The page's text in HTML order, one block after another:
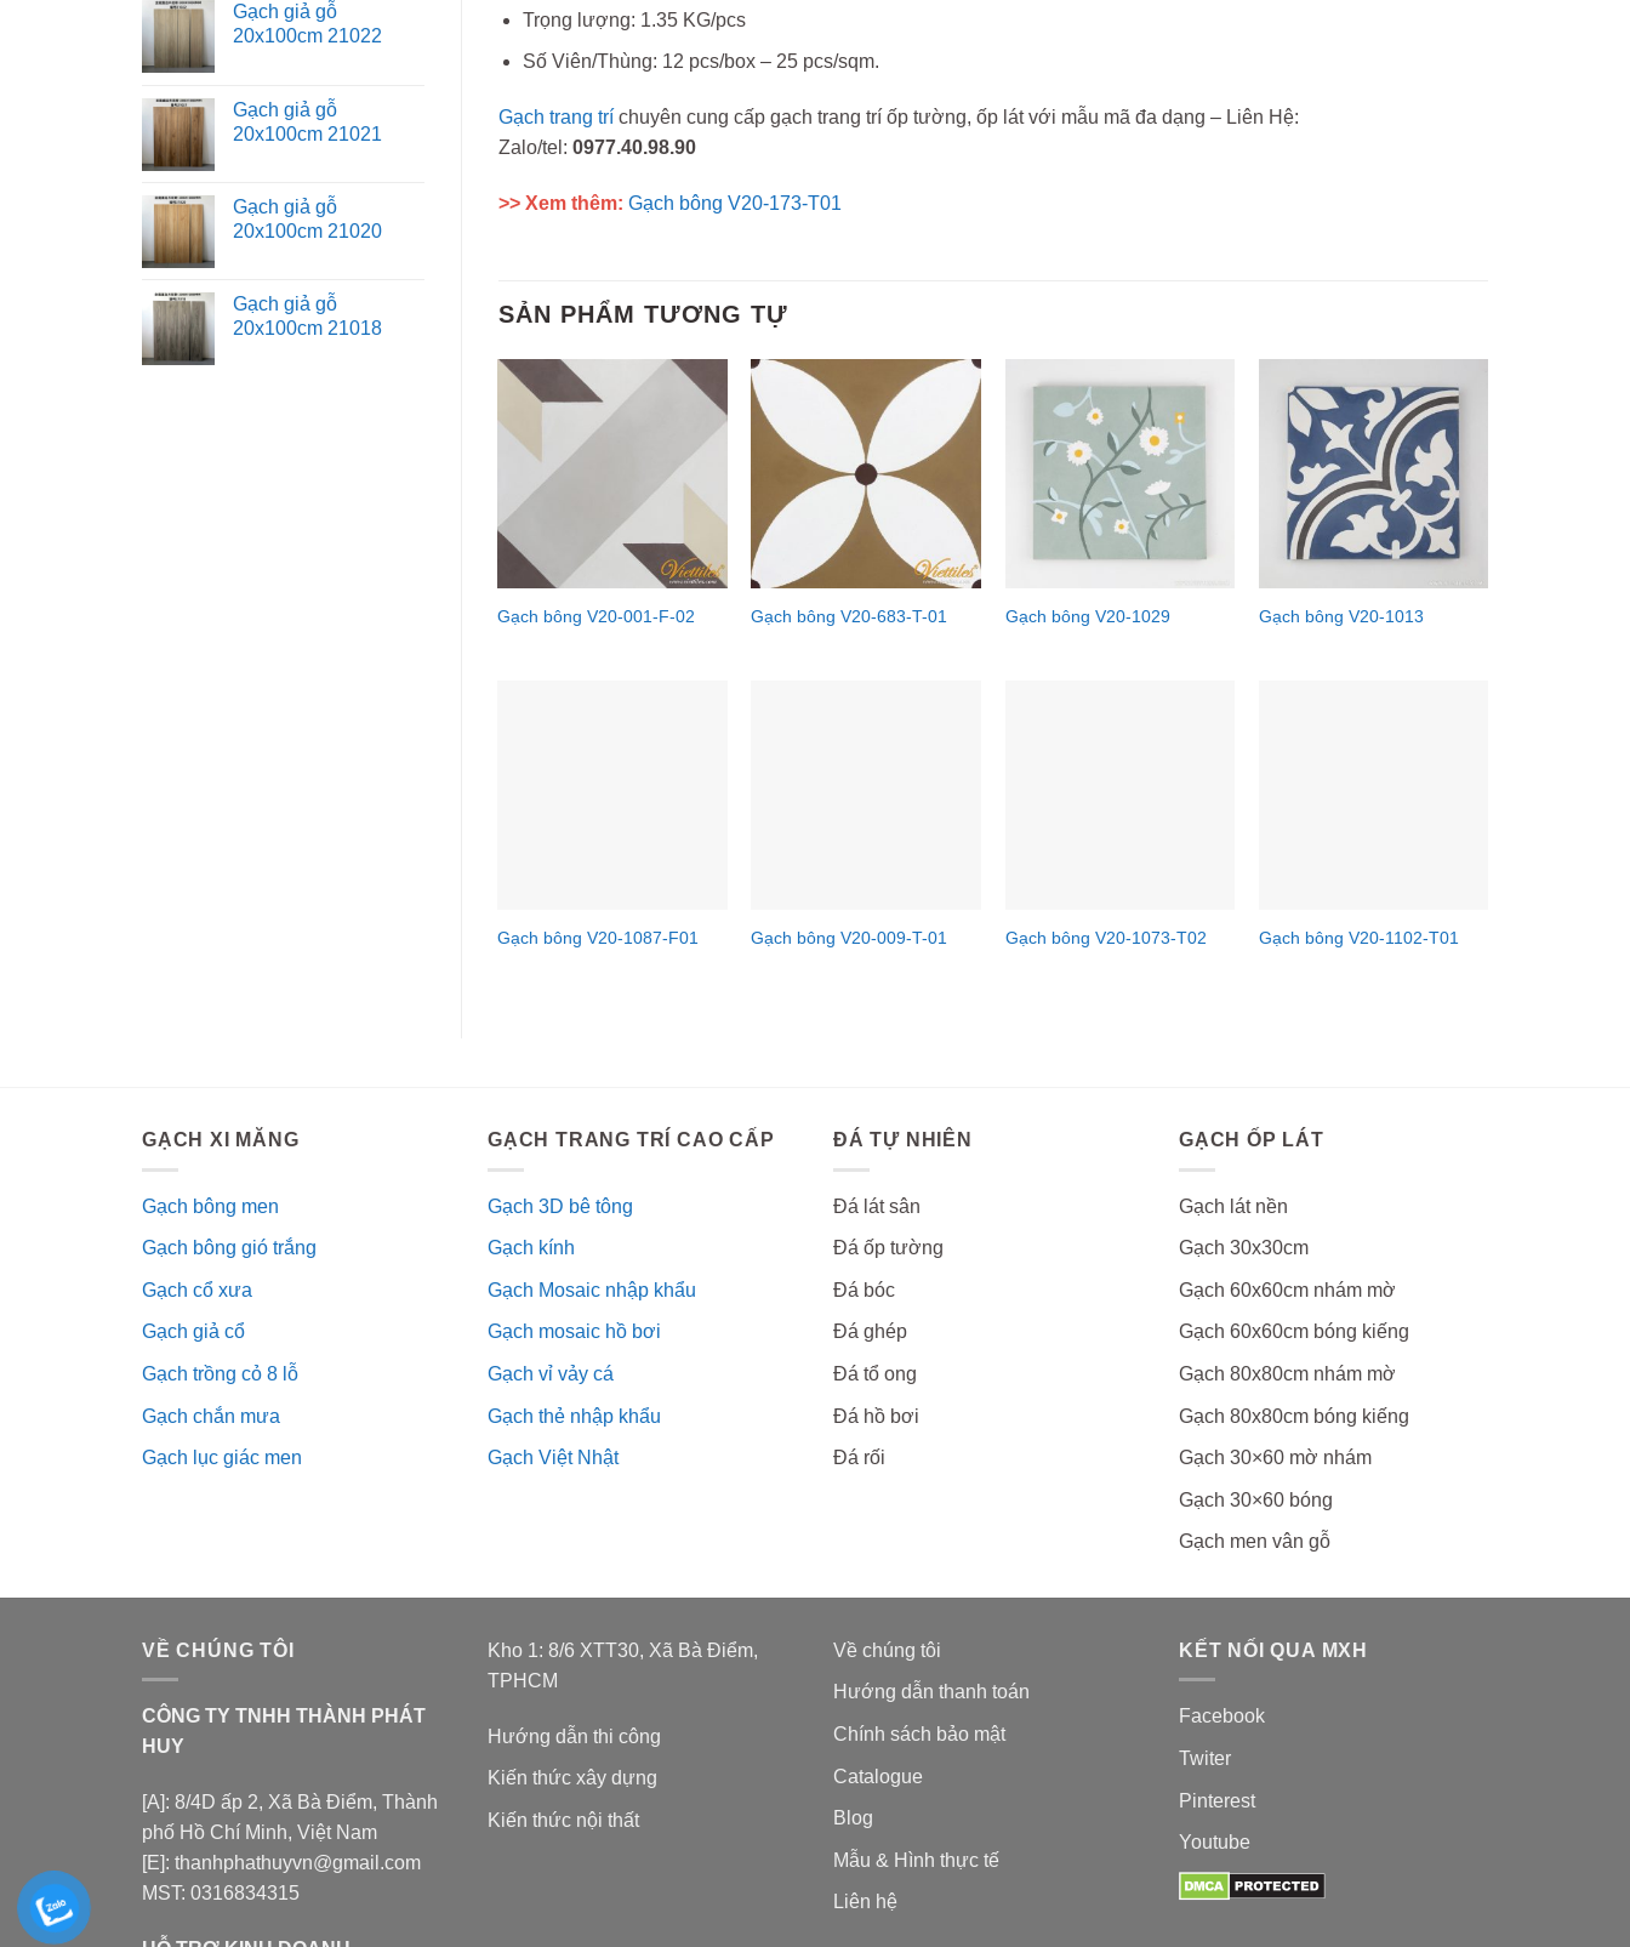
Gạch giả gỗ
20x100cm 21022
Gạch giả gỗ
20x100cm 21021
Gạch giả gỗ
20x100cm 21020
Gạch giả gỗ
20x100cm 21018
Trọng lượng: 1.35 KG/pcs
Số Viên/Thùng: 12 pcs/box – 25 pcs/sqm.
Gạch trang tríchuyên cung cấp gạch trang trí ốp tường, ốp lát với mẫu mã đa dạng – Liên Hệ:
Zalo/tel: 0977.40.98.90
>> Xem thêm: Gạch bông V20-173-T01
SẢN PHẨM TƯƠNG TỰ
Gạch bông V20-001-F-02 Gạch bông V20-683-T-01 Gạch bông V20-1029 Gạch bông V20-1013
Gạch bông V20-1087-F01 Gạch bông V20-009-T-01 Gạch bông V20-1073-T02 Gạch bông V20-1102-T01
GẠCH XI MĂNG
Gạch bông men
Gạch bông gió trắng
Gạch cổ xưa
Gạch giả cổ
Gạch trồng cỏ 8 lỗ
Gạch chắn mưa
Gạch lục giác men
GẠCH TRANG TRÍ CAO CẤP
Gạch 3D bê tông
Gạch kính
Gạch Mosaic nhập khẩu
Gạch mosaic hồ bơi
Gạch vỉ vảy cá
Gạch thẻ nhập khẩu
Gạch Việt Nhật
ĐÁ TỰ NHIÊN
Đá lát sân
Đá ốp tường
Đá bóc
Đá ghép
Đá tổ ong
Đá hồ bơi
Đá rối
GẠCH ỐP LÁT
Gạch lát nền
Gạch 30x30cm
Gạch 60x60cm nhám mờ
Gạch 60x60cm bóng kiếng
Gạch 80x80cm nhám mờ
Gạch 80x80cm bóng kiếng
Gạch 30×60 mờ nhám
Gạch 30×60 bóng
Gạch men vân gỗ
VỀ CHÚNG TÔI
CÔNG TY TNHH THÀNH PHÁT
HUY
[A]: 8/4D ấp 2, Xã Bà Điểm, Thành
phố Hồ Chí Minh, Việt Nam
[E]: thanhphathuyvn@gmail.com
MST: 0316834315
Kho 1: 8/6 XTT30, Xã Bà Điểm,
TPHCM
Hướng dẫn thi công
Kiến thức xây dựng
Kiến thức nội thất
Về chúng tôi
Hướng dẫn thanh toán
Chính sách bảo mật
Catalogue
Blog
Mẫu & Hình thực tế
Liên hệ
KẾT NỐI QUA MXH
Facebook
Twiter
Pinterest
Youtube